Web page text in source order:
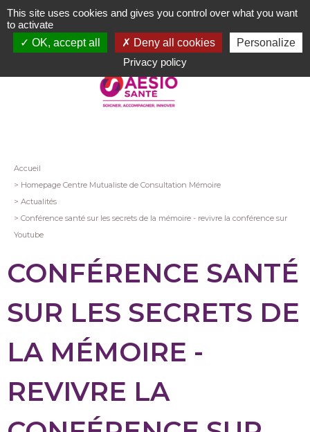
Aller
au
contenu
Fil
d'Ariane
Accueil
Homepage Centre Mutualiste de Consultation Mémoire
Actualités
Conférence santé sur les secrets de la mémoire - revivre la conférence sur
Youtube
CONFÉRENCE SANTÉ
SUR LES SECRETS DE
LA MÉMOIRE -
REVIVRE LA
This site uses cookies and gives you control over what you want
to activate
OK, accept all
Deny all cookies
Personalize
Privacy policy